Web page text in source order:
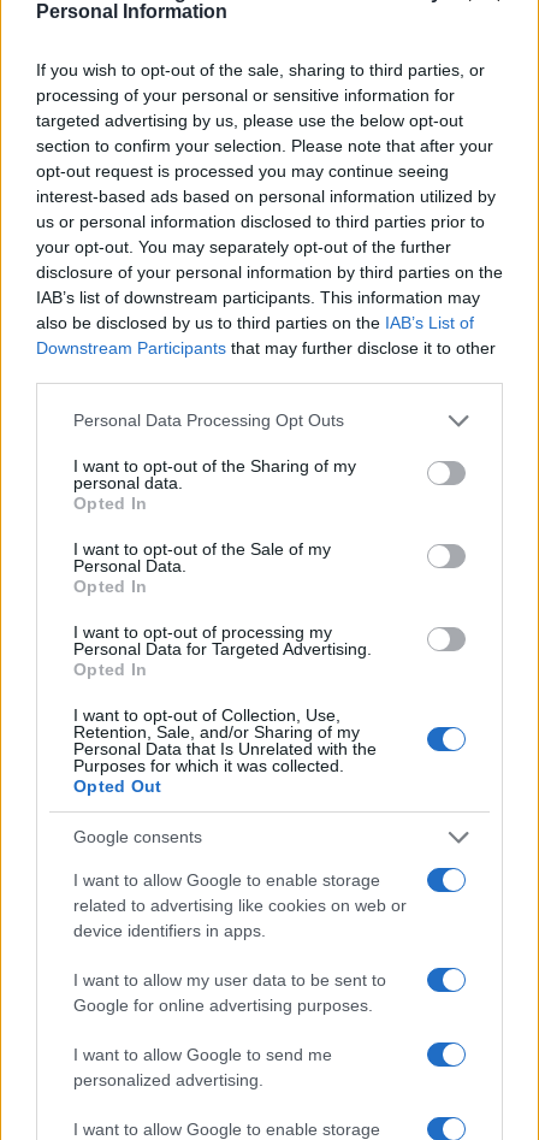
Personal Information
If you wish to opt-out of the sale, sharing to third parties, or
processing of your personal or sensitive information for
targeted advertising by us, please use the below opt-out
section to confirm your selection. Please note that after your
opt-out request is processed you may continue seeing
interest-based ads based on personal information utilized by
us or personal information disclosed to third parties prior to
your opt-out. You may separately opt-out of the further
disclosure of your personal information by third parties on the
IAB’s list of downstream participants. This information may
also be disclosed by us to third parties on the IAB’s List of
Downstream Participants that may further disclose it to other
Please note that this website/app uses one or more Google
not limited to your visit or usage behaviour. You may click to
grant or deny consent to Google and its third-party tags to
use your data for below specified purposes in below Google
consent section.
Personal Data Processing Opt Outs
I want to opt-out of the Sharing of my
personal data.
Opted In
I want to opt-out of the Sale of my
Personal Data.
Opted In
I want to opt-out of processing my
Personal Data for Targeted Advertising.
Opted In
I want to opt-out of Collection, Use,
Retention, Sale, and/or Sharing of my
Personal Data that Is Unrelated with the
Purposes for which it was collected.
Opted Out
Google consents
I want to allow Google to enable storage
related to advertising like cookies on web or
device identifiers in apps.
I want to allow my user data to be sent to
Google for online advertising purposes.
I want to allow Google to send me
personalized advertising.
I want to allow Google to enable storage
Governo e opposizione in contrasto: le accuse di Conte sulle
mascherine contraffatte
Francesca Galli · 7 Ago 2026
FINANZA
Cash management personale con il sistema a bucket: guida
Niccolò Conforti · 7 Ago 2026
QUOTAZIONI CRYPTO
Nome
Eureka Bridged PAX
$4,187.30
Kinza Babylon Staked
BTC